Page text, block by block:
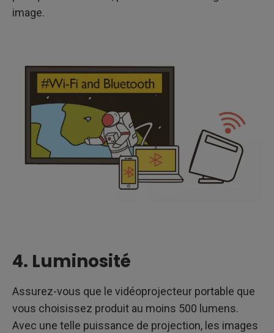
image.
4. Luminosité
Assurez-vous que le vidéoprojecteur portable que
vous choisissez produit au moins 500 lumens.
Avec une telle puissance de projection, les images